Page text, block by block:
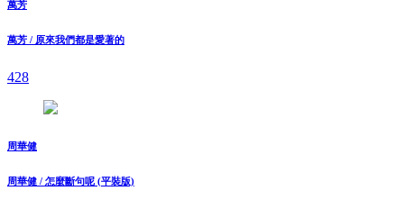
萬芳
萬芳 / 原來我們都是愛著的
428
周華健
周華健 / 怎麼斷句呢 (平裝版)